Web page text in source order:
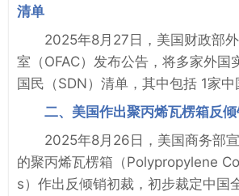
清单
2025年8月27日，美国财政部
室（OFAC）发布公告，将多家外国
国民（SDN）清单，其中包括 1家中
二、美国作出聚丙烯瓦楞箱反
2025年8月26日，美国商务部
的聚丙烯瓦楞箱（Polypropylene
s）作出反倾销初裁，初步裁定中国